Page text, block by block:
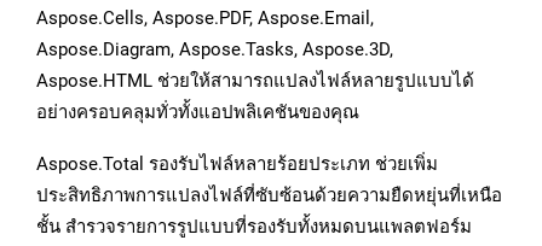
Aspose.Cells, Aspose.PDF, Aspose.Email,
Aspose.Diagram, Aspose.Tasks, Aspose.3D,
Aspose.HTML ช่วยให้สามารถแปลงไฟล์หลายรูปแบบได้
อย่างครอบคลุมทั่วทั้งแอปพลิเคชันของคุณ
Aspose.Total รองรับไฟล์หลายร้อยประเภท ช่วยเพิ่ม
ประสิทธิภาพการแปลงไฟล์ที่ซับซ้อนด้วยความยืดหยุ่นที่เหนือ
ชั้น สำรวจรายการรูปแบบที่รองรับทั้งหมดบนแพลตฟอร์ม